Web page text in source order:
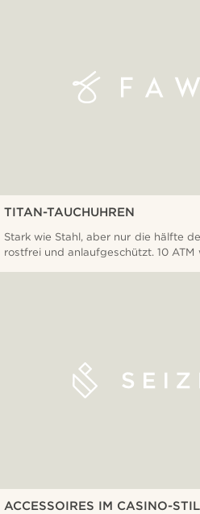
TITAN-TAUCHUHREN
Stark wie Stahl, aber nur die hälfte
rostfrei und anlaufgeschützt. 10 ATM
ACCESSOIRES IM CASINO-STIL